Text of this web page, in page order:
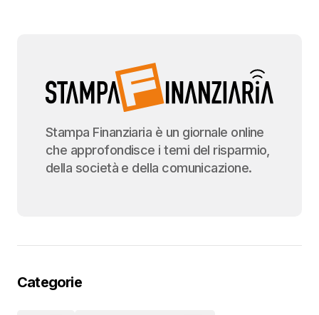
Stampa Finanziaria è un giornale online
che approfondisce i temi del risparmio,
della società e della comunicazione.
Categorie